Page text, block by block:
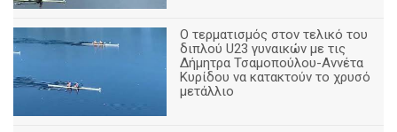
Ο τερματισμός στον τελικό του
διπλού U23 γυναικών με τις
Δήμητρα Τσαμοπούλου-Αννέτα
Κυρίδου να κατακτούν το χρυσό
μετάλλιο